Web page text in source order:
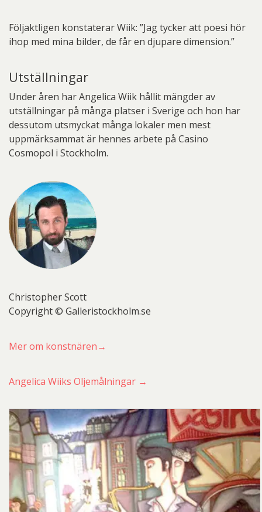
Följaktligen konstaterar Wiik: ”Jag tycker att poesi hör
ihop med mina bilder, de får en djupare dimension.”
Utställningar
Under åren har Angelica Wiik hållit mängder av
utställningar på många platser i Sverige och hon har
dessutom utsmyckat många lokaler men mest
uppmärksammat är hennes arbete på Casino
Cosmopol i Stockholm.
Christopher Scott
Copyright © Galleristockholm.se
Mer om konstnären→
Angelica Wiiks Oljemålningar →